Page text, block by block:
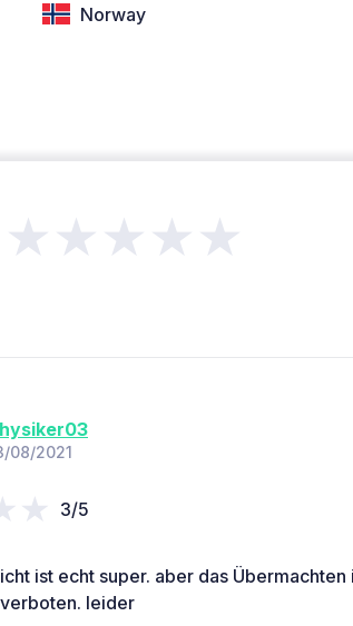
Norway
★★★★★
08/2021
3/5
ist echt super. aber das Übermachten
leider